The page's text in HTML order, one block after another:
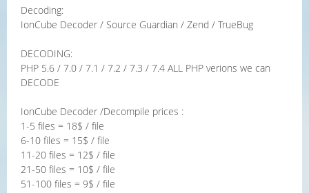
Decoding:
IonCube Decoder / Source Guardian / Zend / TrueBug
DECODING:
PHP 5.6 / 7.0 / 7.1 / 7.2 / 7.3 / 7.4 ALL PHP verions we can
DECODE
IonCube Decoder /Decompile prices :
1-5 files = 18$ / file
6-10 files = 15$ / file
11-20 files = 12$ / file
21-50 files = 10$ / file
51-100 files = 9$ / file